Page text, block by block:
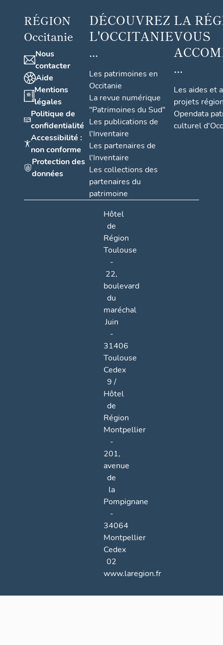
RÉGION
Occitanie
Nous
contacter
Aide
Mentions
légales
Politique de
confidentialité
Accessibilité :
non conforme
Protection des
données
DÉCOUVREZ
L'OCCITANIE
...
Les patrimoines en
Occitanie
La revue numérique
"Patrimoines du Sud"
Les publications de
l'Inventaire
Les partenaires de
l'Inventaire
Les collections des
partenaires du
patrimoine
LA
VOUS
...
Les aides et
projets
Opendata
culturel
Hôtel
de
Région
Toulouse
-
22,
boulevard
du
maréchal
Juin
-
31406
Toulouse
Cedex
9 /
Hôtel
de
Région
Montpellier
-
201,
avenue
de
la
Pompignane
-
34064
Montpellier
Cedex
02
www.laregion.fr